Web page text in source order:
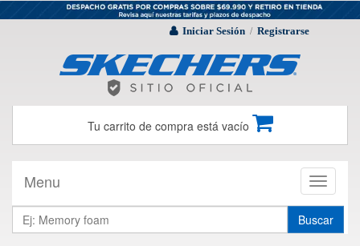
Iniciar Sesión / Registrarse
Tu carrito de compra está vacío
Toggle
Menu
Buscar